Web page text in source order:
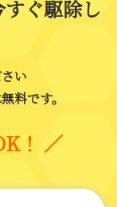
ぐ駆除し
い
料です。
！ ／